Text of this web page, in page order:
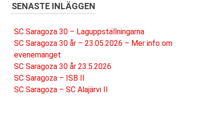
SENASTE INLÄGGEN
SC Saragoza 30 – Laguppställningarna
SC Saragoza 30 år – 23.05.2026 – Mer info om
evenemanget
SC Saragoza 30 år 23.5.2026
SC Saragoza – ISB II
SC Saragoza – SC Alajärvi II